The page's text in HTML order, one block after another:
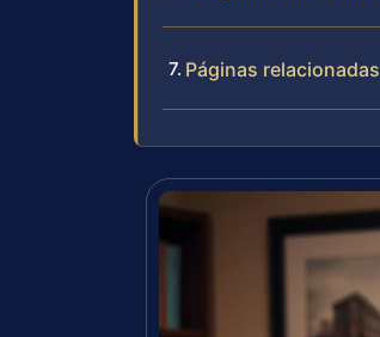
Páginas relacionadas